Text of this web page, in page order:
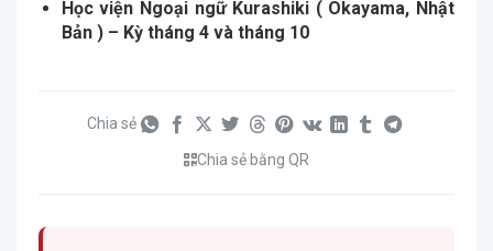
Học viện Ngoại ngữ Kurashiki ( Okayama, Nhật
Bản ) – Kỳ tháng 4 và tháng 10
Chia sẻ
Chia sẻ bằng QR